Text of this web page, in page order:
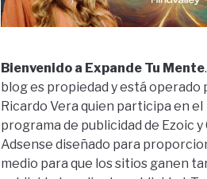
Bienvenido a Expande Tu Mente
blog es propiedad y está operado
Ricardo Vera quien participa en el
programa de publicidad de Ezoic y
Adsense diseñado para
medio para que los sitios ganen